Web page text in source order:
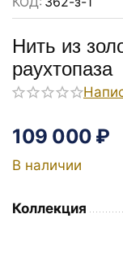
Нить из
раухтопаза
109 000 ₽
В наличии
Коллекция